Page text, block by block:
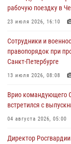
В Ульяновске
(видео)
В регионах Урала
тиражи газет
09 августа 2026, 05:00
Росгвардейцы
воспитанников
краеведения
рабочую поездку в
23 июля 2026, 16:10
Сотрудники и
правопорядок при
Санкт-Петербурге
13 июля 2026, 08:08
Врио командующего
встретился с
04 августа 2026, 05:00
Директор